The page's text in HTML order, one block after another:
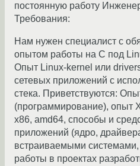
постоянную работу
Требования:
Нам нужен специалист с
опытом работы на С под
Опыт Linux-kernel или
сетевых приложений с
стека. Приветствуются:
(программирование), опыт
х86, amd64, способы и
приложений (ядро,
встраиваемыми
работы в проектах